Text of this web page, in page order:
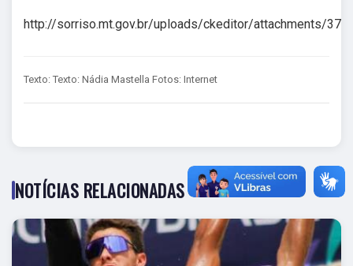
http://sorriso.mt.gov.br/uploads/ckeditor/attachments/
Texto: Texto: Nádia Mastella Fotos: Internet
NOTÍCIAS RELACIONADAS